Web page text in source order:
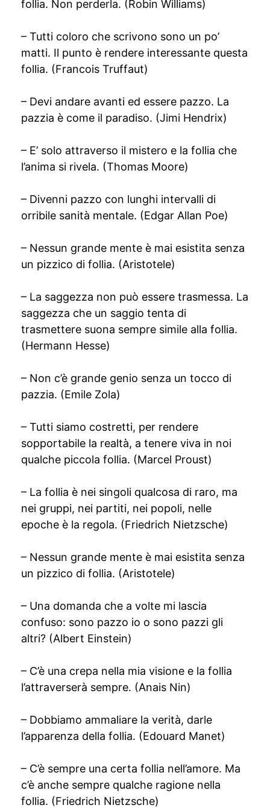
follia. Non perderla. (Robin Williams)
– Tutti coloro che scrivono sono un po’
matti. Il punto è rendere interessante questa
follia. (Francois Truffaut)
– Devi andare avanti ed essere pazzo. La
pazzia è come il paradiso. (Jimi Hendrix)
– E’ solo attraverso il mistero e la follia che
l’anima si rivela. (Thomas Moore)
– Divenni pazzo con lunghi intervalli di
orribile sanità mentale. (Edgar Allan Poe)
– Nessun grande mente è mai esistita senza
un pizzico di follia. (Aristotele)
– La saggezza non può essere trasmessa. La
saggezza che un saggio tenta di
trasmettere suona sempre simile alla follia.
(Hermann Hesse)
– Non c’è grande genio senza un tocco di
pazzia. (Emile Zola)
– Tutti siamo costretti, per rendere
sopportabile la realtà, a tenere viva in noi
qualche piccola follia. (Marcel Proust)
– La follia è nei singoli qualcosa di raro, ma
nei gruppi, nei partiti, nei popoli, nelle
epoche è la regola. (Friedrich Nietzsche)
– Nessun grande mente è mai esistita senza
un pizzico di follia. (Aristotele)
– Una domanda che a volte mi lascia
confuso: sono pazzo io o sono pazzi gli
altri? (Albert Einstein)
– C’è una crepa nella mia visione e la follia
l’attraverserà sempre. (Anais Nin)
– Dobbiamo ammaliare la verità, darle
l’apparenza della follia. (Edouard Manet)
– C’è sempre una certa follia nell’amore. Ma
c’è anche sempre qualche ragione nella
follia. (Friedrich Nietzsche)